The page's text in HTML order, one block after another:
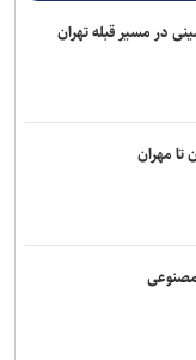
و حیوان با قاچاق
پیش‌بینی هوشمند
در مسیر قبله تهران
تا مهران